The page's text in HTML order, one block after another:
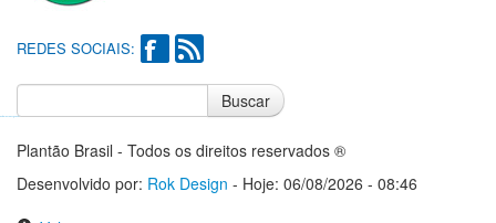
REDES SOCIAIS:
Buscar
Plantão Brasil - Todos os direitos reservados ®
Desenvolvido por: Rok Design - Hoje: 06/08/2026 - 08:46